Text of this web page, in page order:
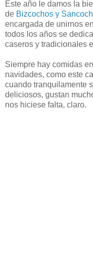
Este año le damos la
de Bizcochos y
encargada de unirnos
todos los años se
caseros y tradicionales
Siempre hay comidas
navidades, como este
cuando tranquilamente
deliciosos, gustan
nos hiciese falta, claro.